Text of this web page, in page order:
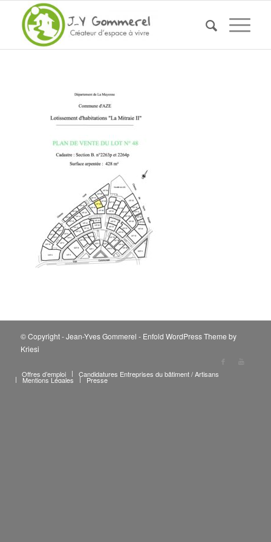
© Copyright - Jean-Yves Gommerel - Enfold WordPress Theme by
Kriesi
Offres d’emploi Candidatures Entreprises du bâtiment / Artisans
Mentions Légales Presse